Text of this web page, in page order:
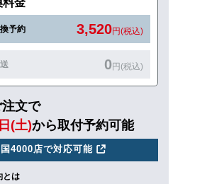
料金
予約 3,520円(税込)
0円(税込)
文で
(土)から取付予約可能
4000店で対応可能
とは